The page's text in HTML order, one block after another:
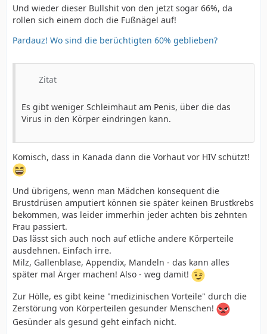
Und wieder dieser Bullshit von den jetzt sogar 66%, da
rollen sich einem doch die Fußnägel auf!
Pardauz! Wo sind die berüchtigten 60% geblieben?
Zitat
Es gibt weniger Schleimhaut am Penis, über die das
Virus in den Körper eindringen kann.
Komisch, dass in Kanada dann die Vorhaut vor HIV schützt!
Und übrigens, wenn man Mädchen konsequent die
Brustdrüsen amputiert können sie später keinen Brustkrebs
bekommen, was leider immerhin jeder achten bis zehnten
Frau passiert.
Das lässt sich auch noch auf etliche andere Körperteile
ausdehnen. Einfach irre.
Milz, Gallenblase, Appendix, Mandeln - das kann alles
später mal Ärger machen! Also - weg damit!
Zur Hölle, es gibt keine "medizinischen Vorteile" durch die
Zerstörung von Körperteilen gesunder Menschen!
Gesünder als gesund geht einfach nicht.